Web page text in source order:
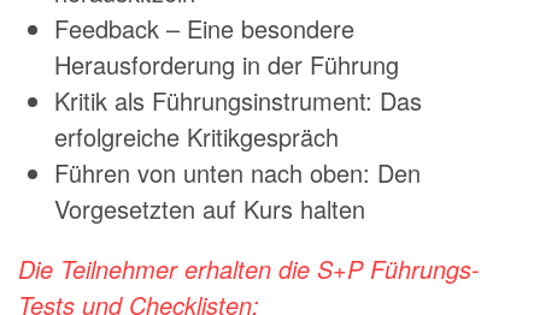
Feedback – Eine besondere
Herausforderung in der Führung
Kritik als Führungsinstrument: Das
erfolgreiche Kritikgespräch
Führen von unten nach oben: Den
Vorgesetzten auf Kurs halten
Die Teilnehmer erhalten die S+P Führungs-
Tests und Checklisten: